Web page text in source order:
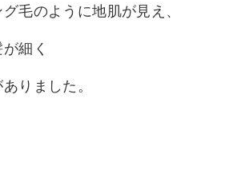
毛のように地肌が見え、
細く
りました。